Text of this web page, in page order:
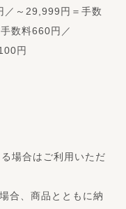
／～29,999円＝手数
数料660円／
円
場合はご利用いただ
合、商品とともに納